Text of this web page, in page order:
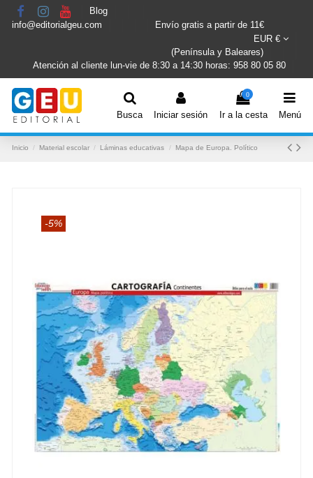
Blog
info@editorialgeu.com
Envío gratis a partir de 11€
EUR €
(Península y Baleares)
Atención al cliente lun-vie de 8:30 a 14:30 horas: 958 80 05 80
Busca Iniciar sesión
0
Ir a la cesta Menú
Inicio Material escolar Láminas educativas Mapa de Europa. Político
-5%